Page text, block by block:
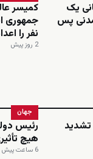
یک
مدنی پس
کمیسر
نفر را
2 روز پیش
تشدید
جهان
رئیس
هیچ
6 ساعت پیش